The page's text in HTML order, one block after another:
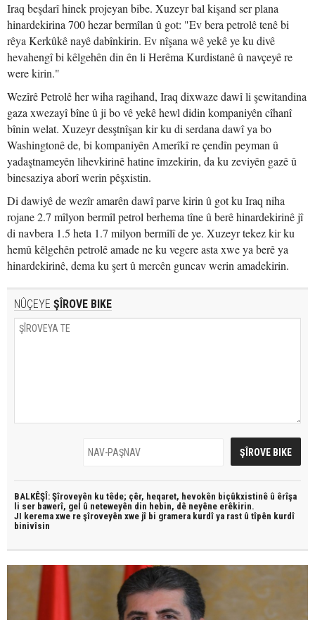
Iraq beşdarî hinek projeyan bibe. Xuzeyr bal kişand ser plana
hinardekirina 700 hezar bermîlan û got: "Ev bera petrolê tenê bi
rêya Kerkûkê nayê dabînkirin. Ev nîşana wê yekê ye ku divê
hevahengî bi kêlgehên din ên li Herêma Kurdistanê û navçeyê re
were kirin."
Wezîrê Petrolê her wiha ragihand, Iraq dixwaze dawî li şewitandina
gaza xwezayî bîne û ji bo vê yekê hewl didin kompaniyên cîhanî
bînin welat. Xuzeyr desştnîşan kir ku di serdana dawî ya bo
Washingtonê de, bi kompaniyên Amerîkî re çendîn peyman û
yadaştnameyên lihevkirinê hatine îmzekirin, da ku zeviyên gazê û
binesaziya aborî werin pêşxistin.
Di dawiyê de wezîr amarên dawî parve kirin û got ku Iraq niha
rojane 2.7 mîlyon bermîl petrol berhema tîne û berê hinardekirinê jî
di navbera 1.5 heta 1.7 milyon bermîlî de ye. Xuzeyr tekez kir ku
hemû kêlgehên petrolê amade ne ku vegere asta xwe ya berê ya
hinardekirinê, dema ku şert û mercên guncav werin amadekirin.
NÛÇEYE ŞÎROVE BIKE
BALKÊŞÎ: Şîroveyên ku têde; çêr, heqaret, hevokên biçûkxistinê û êrîşa
li ser bawerî, gel û neteweyên din hebin, dê neyêne erêkirin.
JI kerema xwe re şîroveyên xwe jî bi gramera kurdî ya rast û tîpên kurdî
binivîsin